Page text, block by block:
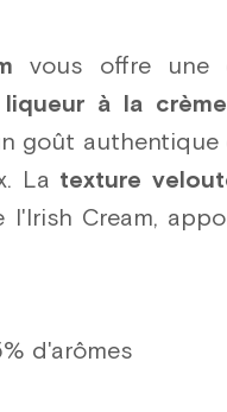
vous offre une
à la
goût
La texture
l'Irish Cream,
d'arômes